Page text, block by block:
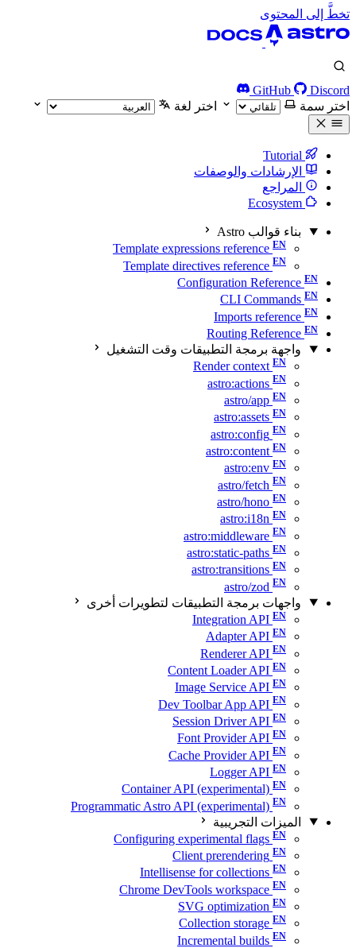
تخطَّ إلى المحتوى
GitHub
Discord
اختر سمة
اختر لغة
الإرشادات والوصفات
المراجع
بناء قوالب Astro
Template expressions reference
Template directives reference
Configuration Reference
CLI Commands
Imports reference
Routing Reference
واجهة برمجة التطبيقات وقت التشغيل
Render context
astro:actions
astro/app
astro:assets
astro:config
astro:content
astro:env
astro/fetch
astro/hono
astro:i18n
astro:middleware
astro:static-paths
astro:transitions
astro/zod
واجهات برمجة التطبيقات لتطويرات أخرى
Integration API
Adapter API
Renderer API
Content Loader API
Image Service API
Dev Toolbar App API
Session Driver API
Font Provider API
Cache Provider API
Logger API
Container API (experimental)
Programmatic Astro API (experimental)
الميزات التجريبية
Configuring experimental flags
Client prerendering
Intellisense for collections
Chrome DevTools workspace
SVG optimization
Collection storage
Incremental builds